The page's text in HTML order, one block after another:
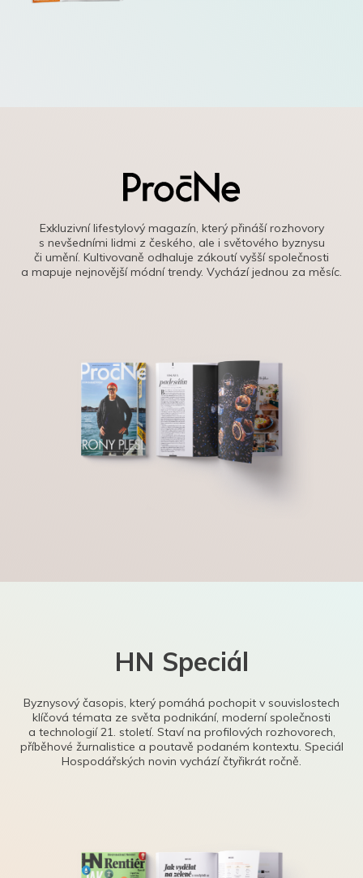
Exkluzivní lifestylový magazín, který přináší rozhovory
s nevšedními lidmi z českého, ale i světového byznysu
či umění. Kultivovaně odhaluje zákoutí vyšší společnosti
a mapuje nejnovější módní trendy. Vychází jednou za měsíc.
HN Speciál
Byznysový časopis, který pomáhá pochopit v souvislostech
klíčová témata ze světa podnikání, moderní společnosti
a technologií 21. století. Staví na profilových rozhovorech,
příběhové žurnalistice a poutavě podaném kontextu. Speciál
Hospodářských novin vychází čtyřikrát ročně.